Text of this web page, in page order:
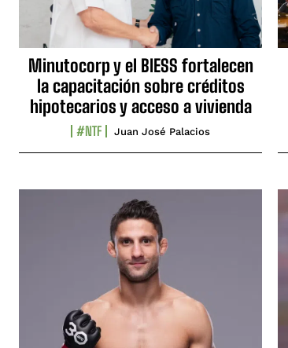
Minutocorp y el BIESS fortalecen
la capacitación sobre créditos
hipotecarios y acceso a vivienda
#NTF Juan José Palacios